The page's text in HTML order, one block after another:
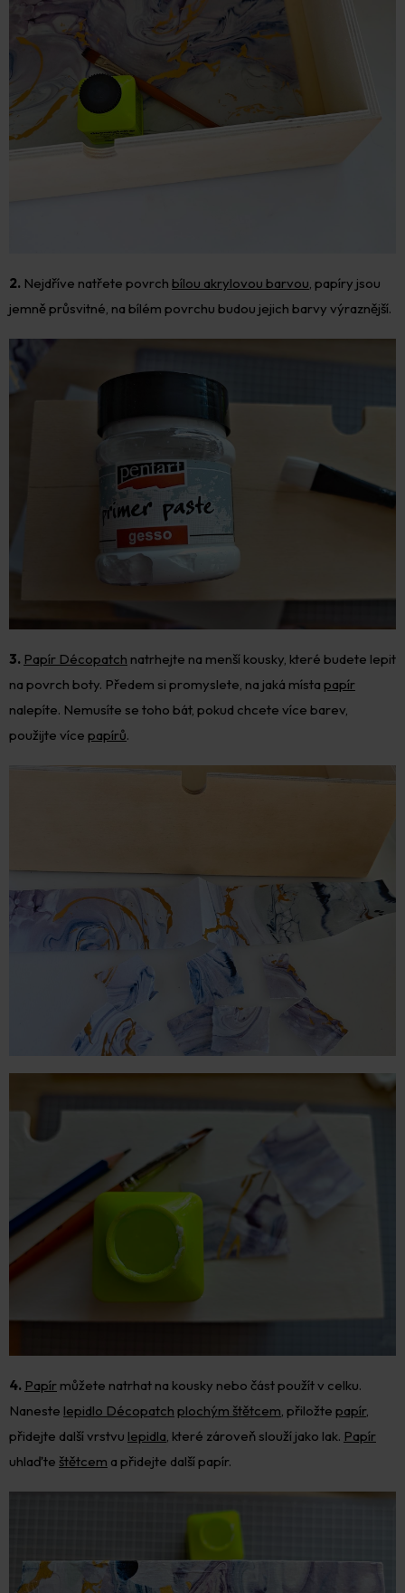
2. Nejdříve natřete povrch bílou akrylovou barvou , papíry jsou
jemně průsvitné, na bílém povrchu budou jejich barvy výraznější.
3. Papír Décopatch natrhejte na menší kousky, které budete lepit
na povrch boty. Předem si promyslete, na jaká místa papír
nalepíte. Nemusíte se toho bát, pokud chcete více barev,
použijte více papírů.
4. Papír můžete natrhat na kousky nebo část použít v celku.
Naneste lepidlo Décopatch plochým štětcem, přiložte papír,
přidejte další vrstvu lepidla, které zároveň slouží jako lak. Papír
uhlaďte štětcem a přidejte další papír.